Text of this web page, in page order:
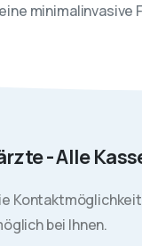
- Alle
bei Ihnen.